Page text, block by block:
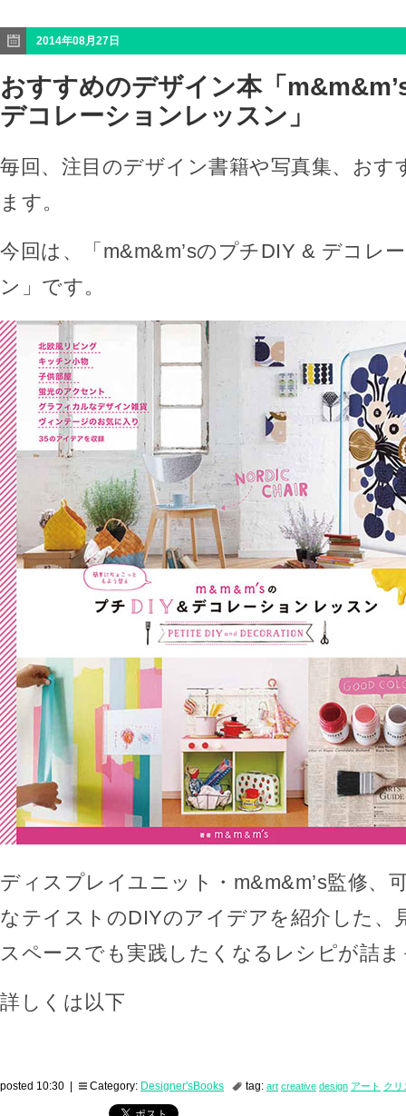
2014年08月27日
おすすめのデザイン本「
デコレーションレッスン」
毎回、注目のデザイン書籍や写真集、おす
ます。
今回は、「m&m&m’sのプチDIY & デコレ
ン」です。
ディスプレイユニット・m&m&m’s監修、
なテイストのDIYのアイデアを紹介した、
スペースでも実践したくなるレシピが詰
詳しくは以下
posted 10:30 | Category: Designer'sBooks tag: art creative design アート クリ